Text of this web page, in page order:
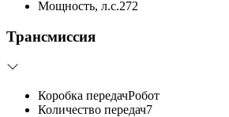
Мощность, л.с.272
Трансмиссия
Коробка передачРобот
Количество передач7